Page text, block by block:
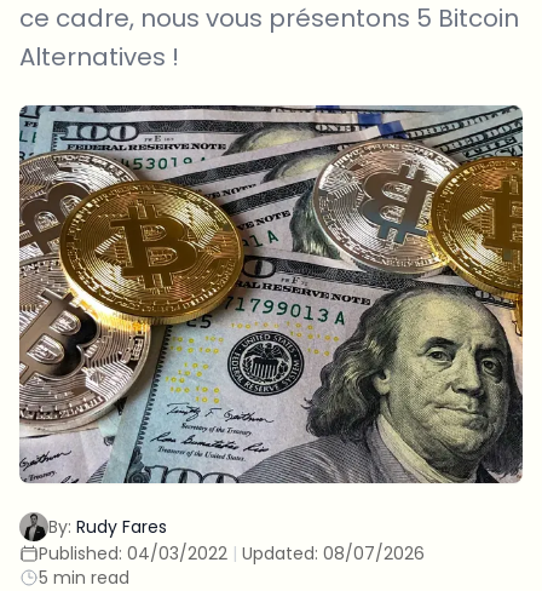
ce cadre, nous vous présentons 5 Bitcoin
Alternatives !
By: Rudy Fares
Published: 04/03/2022 | Updated: 08/07/2026
5 min read